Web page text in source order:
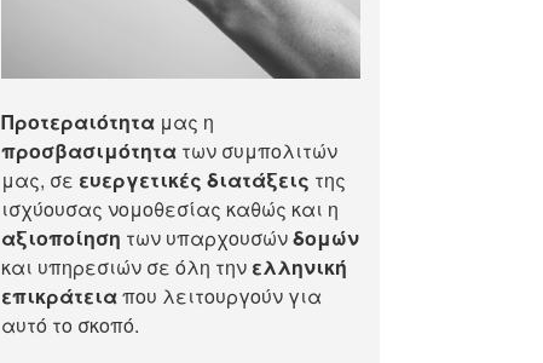
Προτεραιότητα μας η
προσβασιμότητα των συμπολιτών
μας, σε ευεργετικές διατάξεις της
ισχύουσας νομοθεσίας καθώς και η
αξιοποίηση των υπαρχουσώνδομών
και υπηρεσιών σε όλη την ελληνική
επικράτειαπου λειτουργούν για
αυτό το σκοπό.​